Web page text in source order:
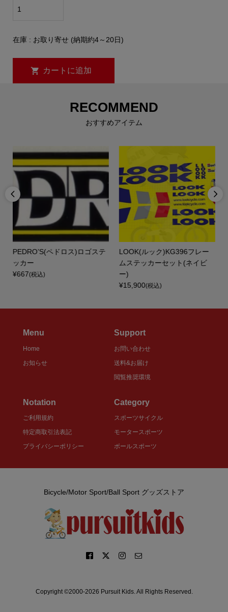
在庫 : お取り寄せ (納期約4～20日)
RECOMMEND
おすすめアイテム

PEDRO’S(ペドロス)ロゴステ
ッカー
¥667(税込)
LOOK(ルック)KG396フレー
ムステッカーセット(ネイビ
ー)
¥15,900(税込)

Menu
Home
お知らせ
Support
お問い合わせ
送料&お届け
閲覧推奨環境
Notation
ご利用規約
特定商取引法表記
プライバシーポリシー
Category
スポーツサイクル
モータースポーツ
ボールスポーツ
Bicycle/Motor Sport/Ball Sport グッズストア
Copyright ©2000-2026 Pursuit Kids. All Rights Reserved.